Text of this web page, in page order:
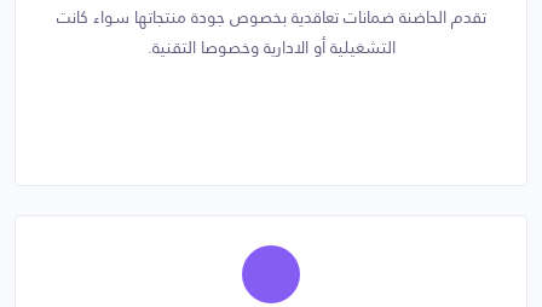
تقدم الحاضنة ضمانات تعاقدية بخصوص جودة منتجاتها سواء كانت
التشغيلية أو الادارية وخصوصا التقنية.